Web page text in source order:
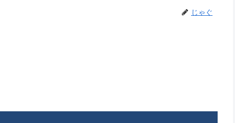
じゃぐ